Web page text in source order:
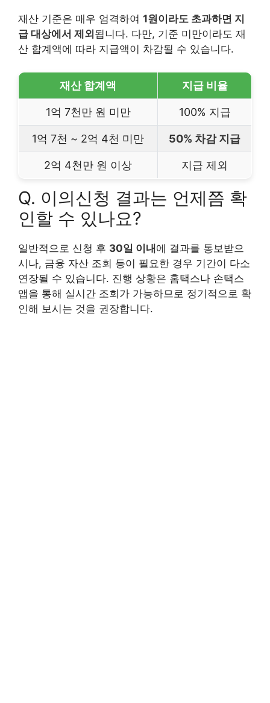
재산 기준은 매우 엄격하여 1원이라도 초과하면 지
급 대상에서 제외됩니다. 다만, 기준 미만이라도 재
산 합계액에 따라 지급액이 차감될 수 있습니다.
재산 합계액 지급 비율
1억 7천만 원 미만 100% 지급
1억 7천 ~ 2억 4천 미만 50% 차감 지급
2억 4천만 원 이상 지급 제외
Q. 이의신청 결과는 언제쯤 확
인할 수 있나요?
일반적으로 신청 후 30일 이내 에 결과를 통보받으
시나, 금융 자산 조회 등이 필요한 경우 기간이 다소
연장될 수 있습니다. 진행 상황은 홈택스나 손택스
앱을 통해 실시간 조회가 가능하므로 정기적으로 확
인해 보시는 것을 권장합니다.